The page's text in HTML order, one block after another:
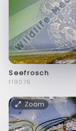
Seefrosch
f19076
Zoom